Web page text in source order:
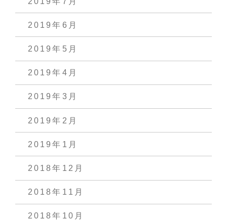
2019年6月
2019年5月
2019年4月
2019年3月
2019年2月
2019年1月
2018年12月
2018年11月
2018年10月